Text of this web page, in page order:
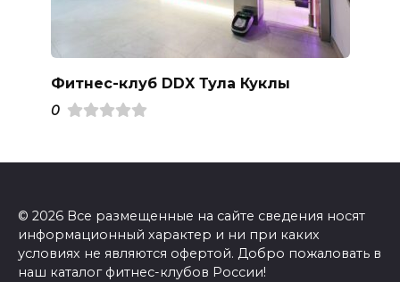
Фитнес-клуб DDX Тула Куклы
0
© 2026 Все размещенные на сайте сведения носят
информационный характер и ни при каких
условиях не являются офертой. Добро пожаловать в
наш каталог фитнес-клубов России!